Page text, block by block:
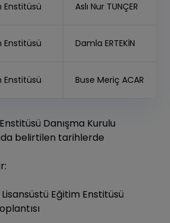
Enstitüsü Aslı Nur TUNÇER
Enstitüsü Damla ERTEKİN
Enstitüsü Buse Meriç ACAR
Danışma Kurulu
belirtilen tarihlerde
Eğitim Enstitüsü